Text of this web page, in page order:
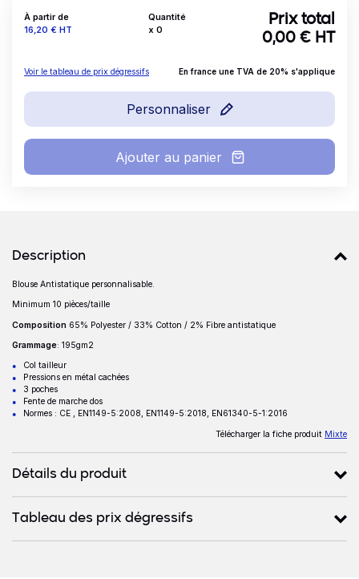
À partir de
Prix
16,20 € HT
Quantité
x 0
Prix total
0,00 € HT
Voir le tableau de prix dégressifs En france une TVA de 20% s'applique
Personnaliser
Ajouter au panier
Détails produits
Description
Description
Blouse Antistatique personnalisable.
Minimum 10 pièces/taille
Composition 65% Polyester / 33% Cotton / 2% Fibre antistatique
Grammage: 195gm2
Col tailleur
Pressions en métal cachées
3 poches
Fente de marche dos
Normes : CE , EN1149-5:2008, EN1149-5:2018, EN61340-5-1:2016
Télécharger la fiche produit Mixte
Détails du produit
Tableau des prix dégressifs